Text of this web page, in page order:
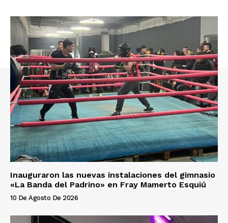
Inauguraron las nuevas instalaciones del gimnasio
«La Banda del Padrino» en Fray Mamerto Esquiú
10 De Agosto De 2026